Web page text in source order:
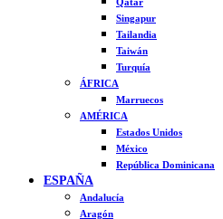
Singapur
Tailandia
Taiwán
Turquía
ÁFRICA
Marruecos
AMÉRICA
Estados Unidos
México
República Dominicana
ESPAÑA
Andalucía
Aragón